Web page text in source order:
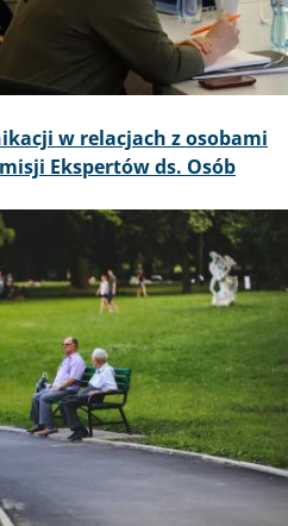
w relacjach z osobami
Ekspertów ds. Osób